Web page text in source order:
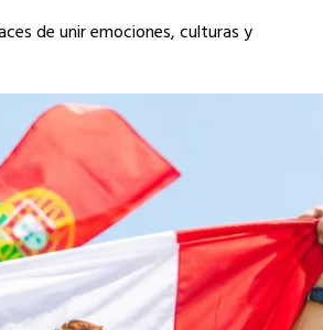
de unir emociones, culturas y